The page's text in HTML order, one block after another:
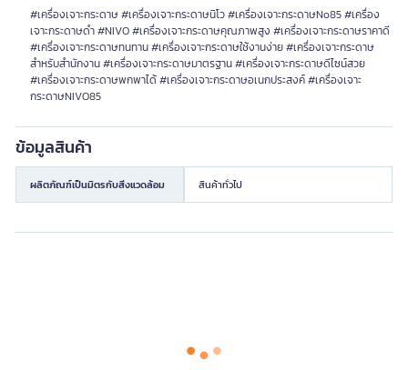
#เครื่องเจาะกระดาษ #เครื่องเจาะกระดาษนิโว #เครื่องเจาะกระดาษNo85 #เครื่อง
เจาะกระดาษดำ #NIVO #เครื่องเจาะกระดาษคุณภาพสูง #เครื่องเจาะกระดาษราคาดี
#เครื่องเจาะกระดาษทนทาน #เครื่องเจาะกระดาษใช้งานง่าย #เครื่องเจาะกระดาษ
สำหรับสำนักงาน #เครื่องเจาะกระดาษมาตรฐาน #เครื่องเจาะกระดาษดีไซน์สวย
#เครื่องเจาะกระดาษพกพาได้ #เครื่องเจาะกระดาษอเนกประสงค์ #เครื่องเจาะ
กระดาษNIVO85
ข้อมูลสินค้า
ผลิตภัณฑ์เป็นมิตรกับสิ่งแวดล้อม สินค้าทั่วไป